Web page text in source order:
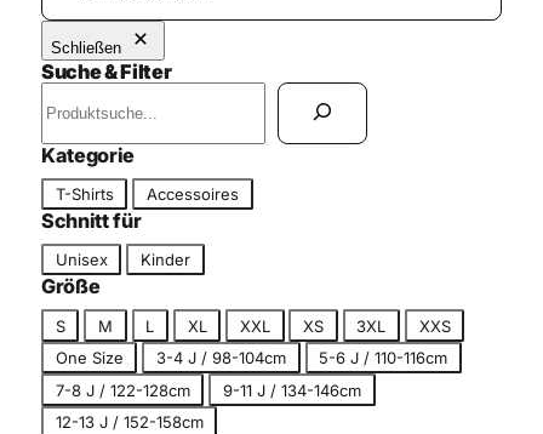
Schließen
Suche & Filter
u
c
h
e
n
Kategorie
a
t
e
g
r
i
e
T-Shirts Accessoires
Schnitt für
c
h
n
t
Unisex Kinder
Größe
r
ö
ß
S M L XL XXL XS 3XL
XXS
One Size
3-4 J / 98-104cm
5-6 J / 110-116cm
7-8 J / 122-128cm
9-11 J / 134-146cm
12-13 J / 152-158cm